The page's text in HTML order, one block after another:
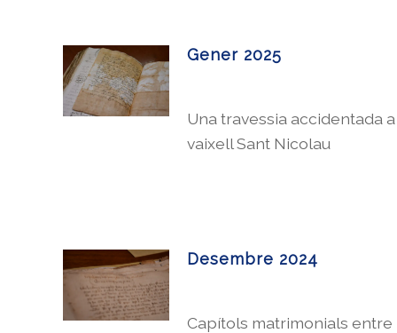
Gener 2025
Una travessia accidentada
vaixell Sant Nicolau
Desembre 2024
Capítols matrimonials entre